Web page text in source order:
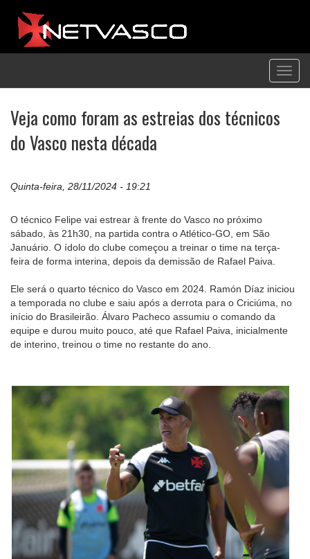
Veja como foram as estreias dos técnicos
do Vasco nesta década
Quinta-feira, 28/11/2024 - 19:21
O técnico Felipe vai estrear à frente do Vasco no próximo
sábado, às 21h30, na partida contra o Atlético-GO, em São
Januário. O ídolo do clube começou a treinar o time na terça-
feira de forma interina, depois da demissão de Rafael Paiva.
Ele será o quarto técnico do Vasco em 2024. Ramón Díaz iniciou
a temporada no clube e saiu após a derrota para o Criciúma, no
início do Brasileirão. Álvaro Pacheco assumiu o comando da
equipe e durou muito pouco, até que Rafael Paiva, inicialmente
de interino, treinou o time no restante do ano.